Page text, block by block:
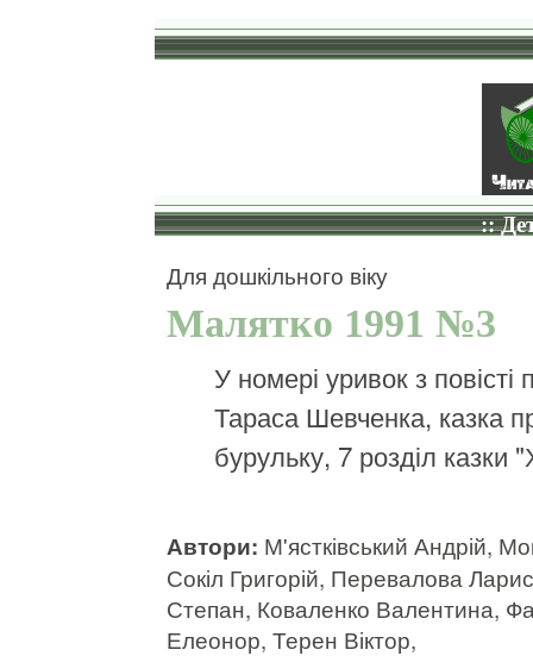
::
Для дошкільного віку
Малятко 1991 №3
У номері уривок з повісті
Тараса Шевченка, казка
бурульку, 7 розділ казки
Автори: М'ястківський Андрій,
Сокіл Григорій, Перевалова
Степан, Коваленко Валентина,
Елеонор, Терен Віктор,